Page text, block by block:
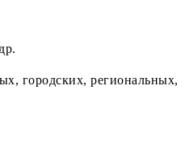
городских, региональных,